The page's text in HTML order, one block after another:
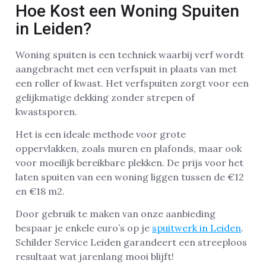
Hoe Kost een Woning Spuiten
in Leiden?
Woning spuiten is een techniek waarbij verf wordt
aangebracht met een verfspuit in plaats van met
een roller of kwast. Het verfspuiten zorgt voor een
gelijkmatige dekking zonder strepen of
kwastsporen.
Het is een ideale methode voor grote
oppervlakken, zoals muren en plafonds, maar ook
voor moeilijk bereikbare plekken. De prijs voor het
laten spuiten van een woning liggen tussen de €12
en €18 m2.
Door gebruik te maken van onze aanbieding
bespaar je enkele euro’s op je spuitwerk in Leiden.
Schilder Service Leiden garandeert een streeploos
resultaat wat jarenlang mooi blijft!